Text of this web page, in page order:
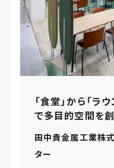
「食堂」から「ラ
で多目的空間を
田中貴金属工業株
ター